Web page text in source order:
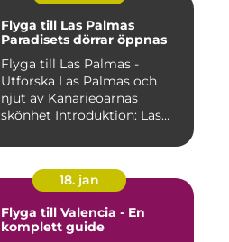
Flyga till Las Palmas
Paradisets dörrar öppnas
Flyga till Las Palmas -
Utforska Las Palmas och
njut av Kanarieöarnas
skönhet Introduktion: Las
18. jan
Flyga till Valencia - En
komplett guide